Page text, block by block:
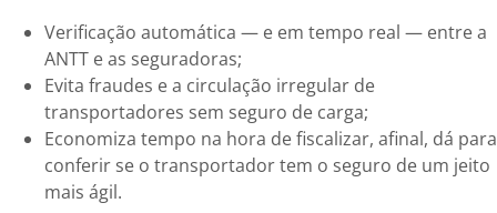
Verificação automática — e em tempo real — entre a
ANTT e as seguradoras;
Evita fraudes e a circulação irregular de
transportadores sem seguro de carga;
Economiza tempo na hora de fiscalizar, afinal, dá para
conferir se o transportador tem o seguro de um jeito
mais ágil.